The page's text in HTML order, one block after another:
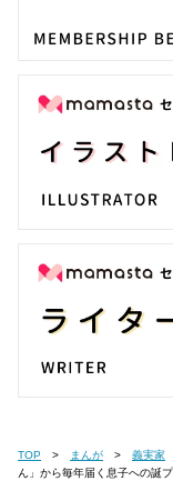
TOP まんが 義実家
ん」から毎年届く息子への誕